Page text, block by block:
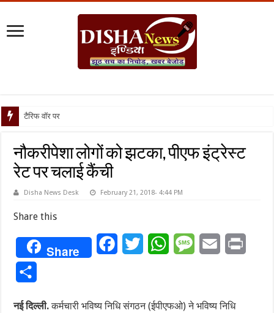
टैरिफ वॉर पर पिघली बर्फ, ट्
नौकरीपेशा लोगों को झटका, पीएफ इंट्रेस्ट
रेट पर चलाई कैंची
Disha News Desk February 21, 2018- 4:44 PM
Share this
Share FacebookTwitterWhatsAppMessageEmail
नई दिल्ली.कर्मचारी भविष्य निधि संगठन (ईपीएफओ) ने भविष्य निधि